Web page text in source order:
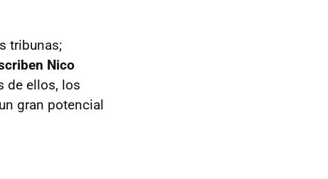
tribunas;
Nico
de ellos, los
gran potencial